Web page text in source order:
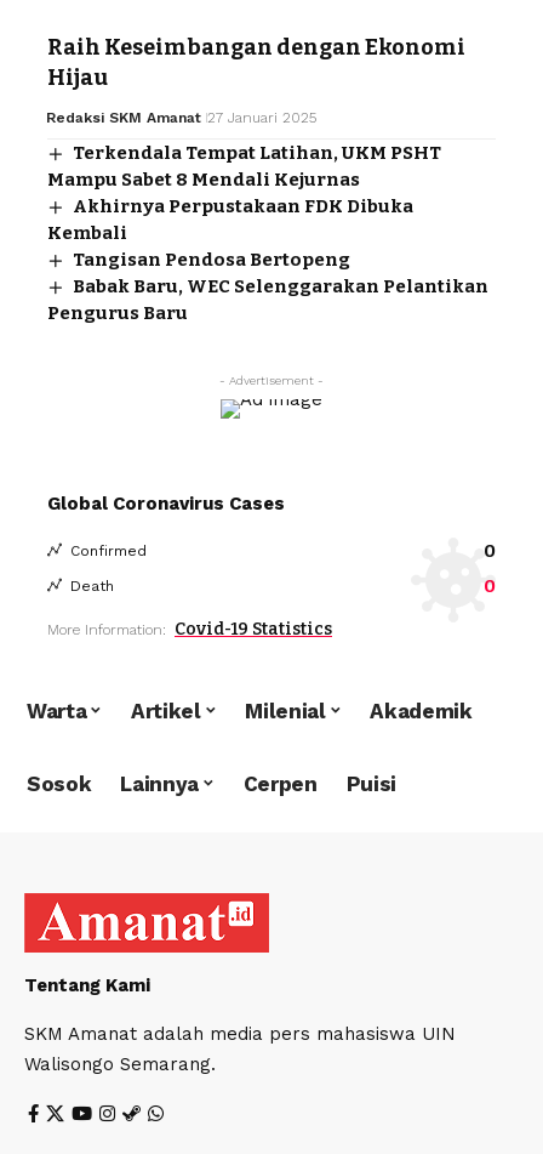
Raih Keseimbangan dengan Ekonomi
Hijau
Redaksi SKM Amanat 27 Januari 2025
Terkendala Tempat Latihan, UKM PSHT
Mampu Sabet 8 Mendali Kejurnas
Akhirnya Perpustakaan FDK Dibuka
Kembali
Tangisan Pendosa Bertopeng
Babak Baru, WEC Selenggarakan Pelantikan
Pengurus Baru
- Advertisement -
Global Coronavirus Cases
Confirmed 0
Death 0
More Information: Covid-19 Statistics
Warta Artikel Milenial Akademik
Sosok Lainnya Cerpen Puisi
Tentang Kami
SKM Amanat adalah media pers mahasiswa UIN
Walisongo Semarang.